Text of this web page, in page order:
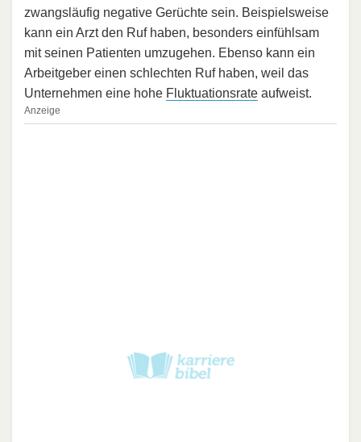
zwangsläufig negative Gerüchte sein. Beispielsweise
kann ein Arzt den Ruf haben, besonders einfühlsam
mit seinen Patienten umzugehen. Ebenso kann ein
Arbeitgeber einen schlechten Ruf haben, weil das
Unternehmen eine hohe Fluktuationsrate aufweist.
Anzeige